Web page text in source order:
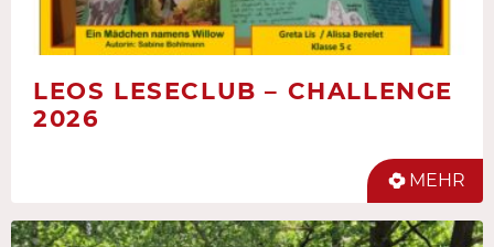
LEOS LESECLUB – CHALLENGE
2026
MEHR